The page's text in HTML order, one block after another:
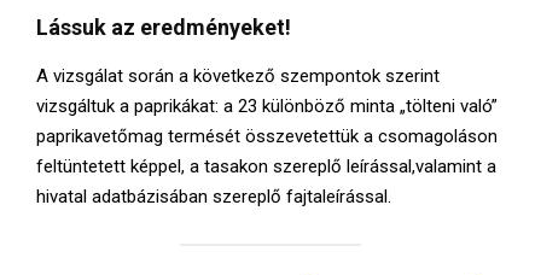
Lássuk az eredményeket!
A vizsgálat során a következő szempontok szerint
vizsgáltuk a paprikákat: a 23 különböző minta „tölteni való”
paprikavetőmag termését összevetettük a csomagoláson
feltüntetett képpel, a tasakon szereplő leírással,valamint a
hivatal adatbázisában szereplő fajtaleírással.